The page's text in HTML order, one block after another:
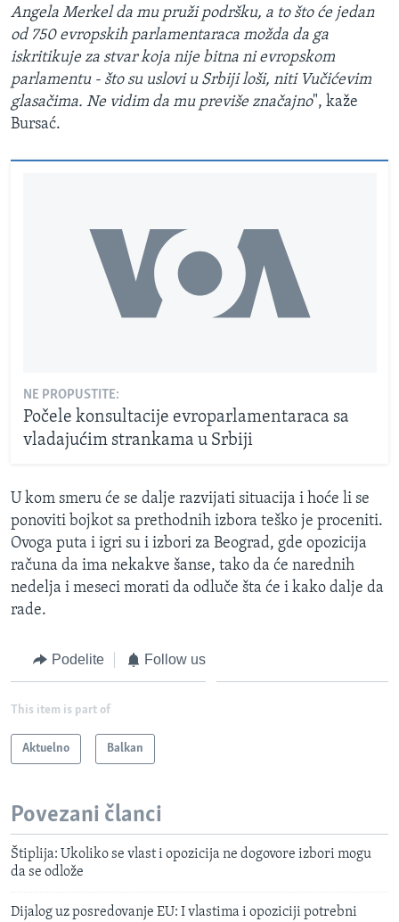
Angela Merkel da mu pruži podršku, a to što će jedan
od 750 evropskih parlamentaraca možda da ga
iskritikuje za stvar koja nije bitna ni evropskom
parlamentu - što su uslovi u Srbiji loši, niti Vučićevim
glasačima. Ne vidim da mu previše značajno", kaže
Bursać.
NE PROPUSTITE:
Počele konsultacije evroparlamentaraca sa
vladajućim strankama u Srbiji
U kom smeru će se dalje razvijati situacija i hoće li se
ponoviti bojkot sa prethodnih izbora teško je proceniti.
Ovoga puta i igri su i izbori za Beograd, gde opozicija
računa da ima nekakve šanse, tako da će narednih
nedelja i meseci morati da odluče šta će i kako dalje da
rade.
Podelite Follow us
This item is part of
Aktuelno Balkan
Povezani članci
Štiplija: Ukoliko se vlast i opozicija ne dogovore izbori mogu
da se odlože
Dijalog uz posredovanje EU: I vlastima i opoziciji potrebni